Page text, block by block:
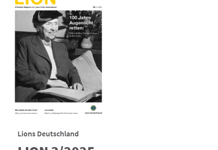
Lions Deutschland